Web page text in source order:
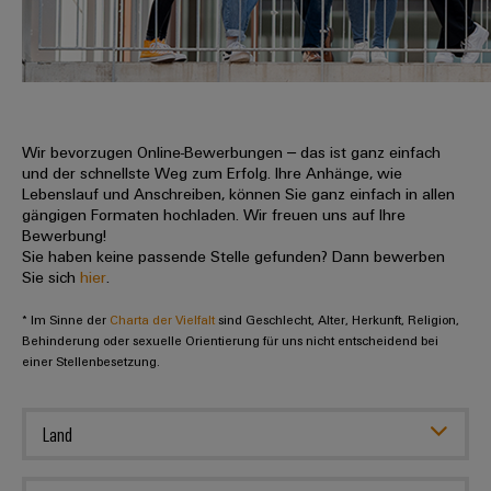
erlebbar
werden.
Datencenter
Produkte
für
Rechenzentren
–
effizient,
zuverlässig,
skalierbar
Energiespeicher
Lösungen
und
Anschlusstechnologie
DC-
u-
OS
Edge
Computing
Industrial
5G
Single
Leiterplattenklemmen
Gehäusesysteme
komponenten
Kabeleinführungssysteme
und
-
komponenten
Anschlussleitungen,
Patchkabel
Fast
Delivery
Beratung
und
digitale
Planung
easyConnect
-
Ihre
uns
Promotionfahrzeug
Distribution
Info
für
unsere
Partner
Vertrieb
Weidmüller
Zahlen
Unser
Vorstand
Nachhaltigkeit
Academy
People
Karriere
Stellen
für
Berufserfahrene
Für
Studierende
Werkstudententätigkeiten
Praktika
Abschlussarbeiten
Wir bevorzugen Online-Bewerbungen – das ist ganz einfach
und der schnellste Weg zum Erfolg. Ihre Anhänge, wie
Lebenslauf und Anschreiben, können Sie ganz einfach in allen
gängigen Formaten hochladen. Wir freuen uns auf Ihre
Bewerbung!
Sie haben keine passende Stelle gefunden? Dann bewerben
Sie sichhier
* Im Sinne der Charta der Vielfalt sind Geschlecht, Alter, Herkunft, Religion,
Behinderung oder sexuelle Orientierung für uns nicht entscheidend bei
einer Stellenbesetzung.
Land